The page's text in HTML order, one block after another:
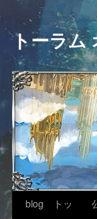
トーラム
blog トッ